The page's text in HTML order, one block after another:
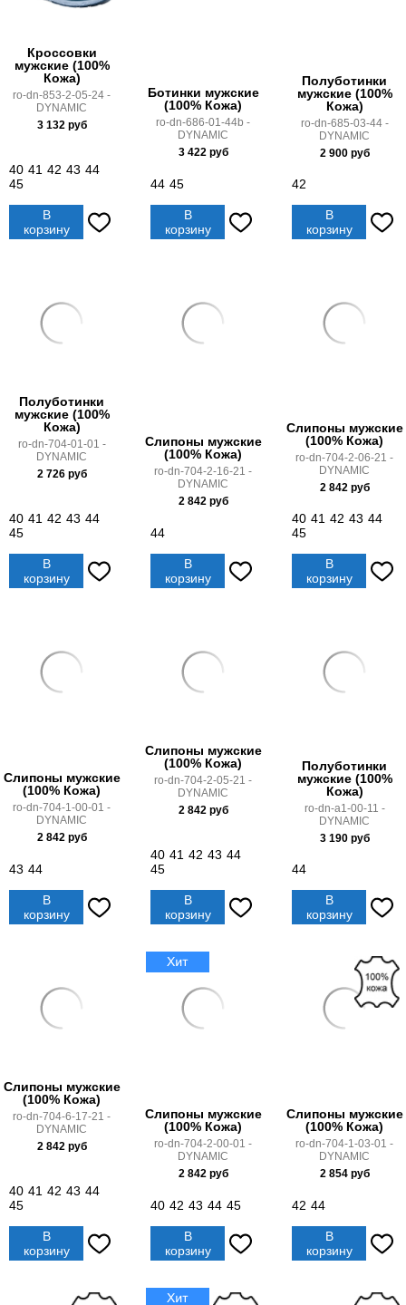
Кроссовки
мужские (100%
Кожа)
ro-dn-853-2-05-24 -
DYNAMIC
3 132руб
40 41 42 43 44
45
В
корзину
Ботинки мужские
(100% Кожа)
ro-dn-686-01-44b -
DYNAMIC
3 422руб
44 45
В
корзину
Полуботинки
мужские (100%
Кожа)
ro-dn-685-03-44 -
DYNAMIC
2 900руб
42
В
корзину
Полуботинки
мужские (100%
Кожа)
ro-dn-704-01-01 -
DYNAMIC
2 726руб
40 41 42 43 44
45
В
корзину
Слипоны мужские
(100% Кожа)
ro-dn-704-2-16-21 -
DYNAMIC
2 842руб
44
В
корзину
Слипоны мужские
(100% Кожа)
ro-dn-704-2-06-21 -
DYNAMIC
2 842руб
40 41 42 43 44
45
В
корзину
Слипоны мужские
(100% Кожа)
ro-dn-704-1-00-01 -
DYNAMIC
2 842руб
43 44
В
корзину
Слипоны мужские
(100% Кожа)
ro-dn-704-2-05-21 -
DYNAMIC
2 842руб
40 41 42 43 44
45
В
корзину
Полуботинки
мужские (100%
Кожа)
ro-dn-a1-00-11 -
DYNAMIC
3 190руб
44
В
корзину
Слипоны мужские
(100% Кожа)
ro-dn-704-6-17-21 -
DYNAMIC
2 842руб
40 41 42 43 44
45
В
корзину
Слипоны мужские
(100% Кожа)
ro-dn-704-2-00-01 -
DYNAMIC
2 842руб
40 42 43 44 45
В
корзину
Слипоны мужские
(100% Кожа)
ro-dn-704-1-03-01 -
DYNAMIC
2 854руб
42 44
В
корзину